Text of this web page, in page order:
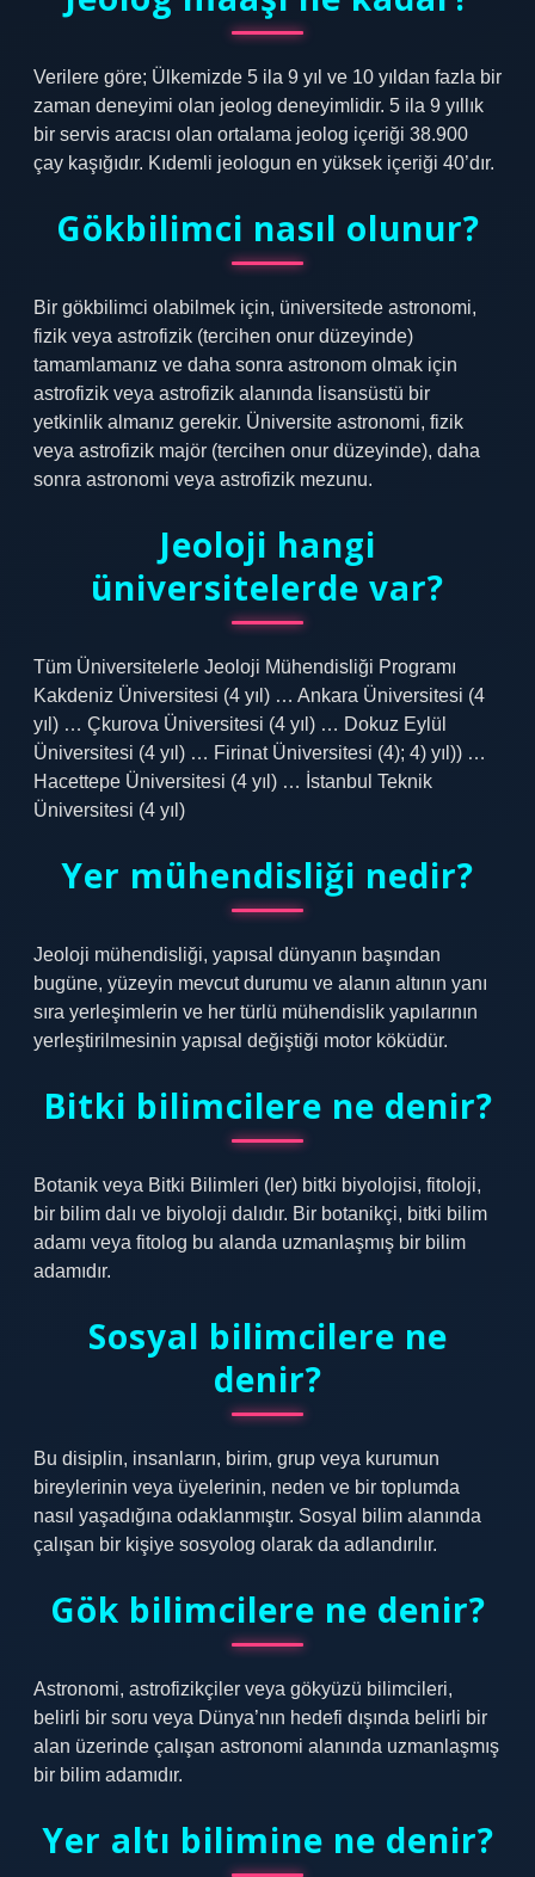
Verilere göre; Ülkemizde 5 ila 9 yıl ve 10 yıldan fazla bir
zaman deneyimi olan jeolog deneyimlidir. 5 ila 9 yıllık
bir servis aracısı olan ortalama jeolog içeriği 38.900
çay kaşığıdır. Kıdemli jeologun en yüksek içeriği 40’dır.
Gökbilimci nasıl olunur?
Bir gökbilimci olabilmek için, üniversitede astronomi,
fizik veya astrofizik (tercihen onur düzeyinde)
tamamlamanız ve daha sonra astronom olmak için
astrofizik veya astrofizik alanında lisansüstü bir
yetkinlik almanız gerekir. Üniversite astronomi, fizik
veya astrofizik majör (tercihen onur düzeyinde), daha
sonra astronomi veya astrofizik mezunu.
Jeoloji hangi
üniversitelerde var?
Tüm Üniversitelerle Jeoloji Mühendisliği Programı
Kakdeniz Üniversitesi (4 yıl) … Ankara Üniversitesi (4
yıl) … Çkurova Üniversitesi (4 yıl) … Dokuz Eylül
Üniversitesi (4 yıl) … Firinat Üniversitesi (4); 4) yıl)) …
Hacettepe Üniversitesi (4 yıl) … İstanbul Teknik
Üniversitesi (4 yıl)
Yer mühendisliği nedir?
Jeoloji mühendisliği, yapısal dünyanın başından
bugüne, yüzeyin mevcut durumu ve alanın altının yanı
sıra yerleşimlerin ve her türlü mühendislik yapılarının
yerleştirilmesinin yapısal değiştiği motor köküdür.
Bitki bilimcilere ne denir?
Botanik veya Bitki Bilimleri (ler) bitki biyolojisi, fitoloji,
bir bilim dalı ve biyoloji dalıdır. Bir botanikçi, bitki bilim
adamı veya fitolog bu alanda uzmanlaşmış bir bilim
adamıdır.
Sosyal bilimcilere ne
denir?
Bu disiplin, insanların, birim, grup veya kurumun
bireylerinin veya üyelerinin, neden ve bir toplumda
nasıl yaşadığına odaklanmıştır. Sosyal bilim alanında
çalışan bir kişiye sosyolog olarak da adlandırılır.
Gök bilimcilere ne denir?
Astronomi, astrofizikçiler veya gökyüzü bilimcileri,
belirli bir soru veya Dünya’nın hedefi dışında belirli bir
alan üzerinde çalışan astronomi alanında uzmanlaşmış
bir bilim adamıdır.
Yer altı bilimine ne denir?